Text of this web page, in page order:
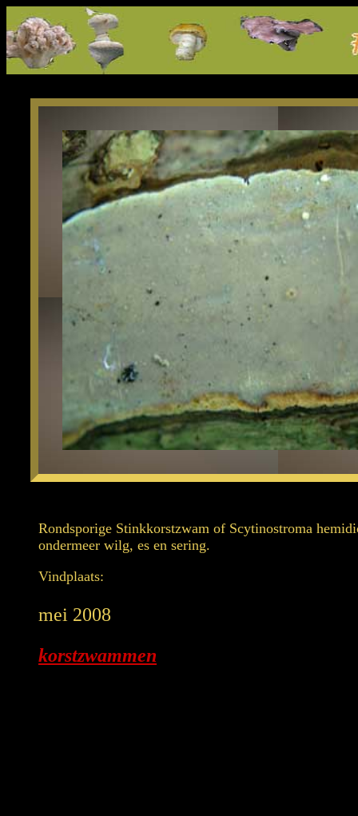
Rondsporige Stinkkorstzwam of Scytinostroma
ondermeer wilg, es en sering.
Vindplaats:
mei 2008
korstzwammen